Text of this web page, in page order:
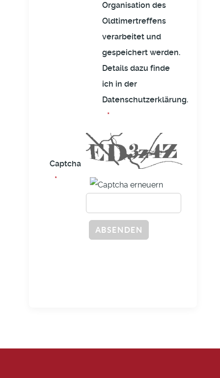
Organisation des
Oldtimertreffens
verarbeitet und
gespeichert werden.
Details dazu finde
ich in der
Datenschutzerklärung.
Captcha